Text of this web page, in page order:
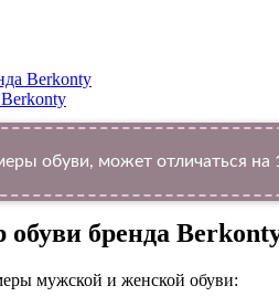
Berkonty
обуви, может отличаться
обуви брендa
мужской и женской обуви: